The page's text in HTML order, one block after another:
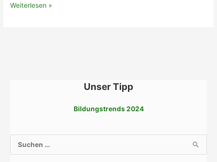
Naturfreunde
Weiterlesen »
Unser Tipp
Bildungstrends 2024
u